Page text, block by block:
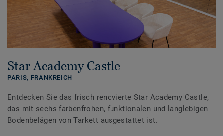
Star Academy Castle
PARIS, FRANKREICH
Entdecken Sie das frisch renovierte Star Academy Castle,
das mit sechs farbenfrohen, funktionalen und langlebigen
Bodenbelägen von Tarkett ausgestattet ist.